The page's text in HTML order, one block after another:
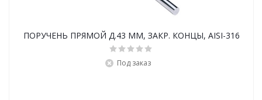
ПОРУЧЕНЬ ПРЯМОЙ Д.43 ММ, ЗАКР. КОНЦЫ, AISI-316
Под заказ